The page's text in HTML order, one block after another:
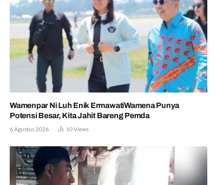
Wamenpar Ni Luh Enik ErmawatiWamena Punya
Potensi Besar, Kita Jahit Bareng Pemda
6 Agustus 2026 10Views